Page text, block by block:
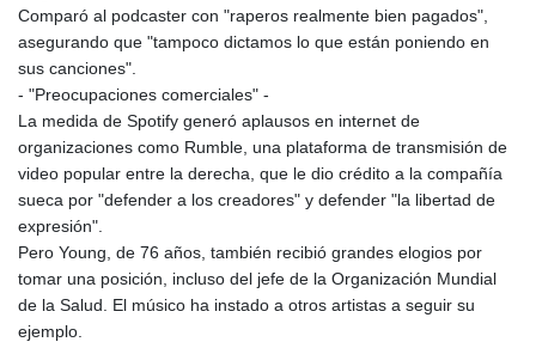
LTL 3.413808
LVL 0.699343
MAD 10.774363
MDL 20.102535
MGA 4933.054837
MKD 61.708483
MMK 2427.395773
MOP 9.341598
MRU 46.473418
MUR 54.420371
Comparó al podcaster con "raperos realmente bien pagados",
asegurando que "tampoco dictamos lo que están poniendo en
sus canciones".
- "Preocupaciones comerciales" -
La medida de Spotify generó aplausos en internet de
organizaciones como Rumble, una plataforma de transmisión de
video popular entre la derecha, que le dio crédito a la compañía
sueca por "defender a los creadores" y defender "la libertad de
expresión".
Pero Young, de 76 años, también recibió grandes elogios por
tomar una posición, incluso del jefe de la Organización Mundial
de la Salud. El músico ha instado a otros artistas a seguir su
ejemplo.